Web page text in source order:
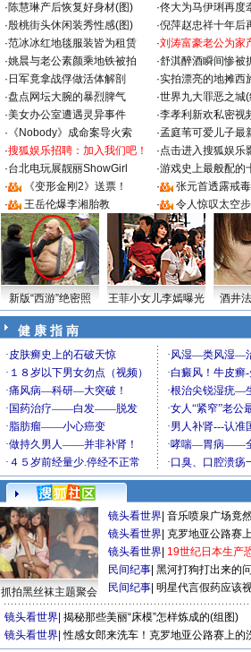
·陈慧琳产后恢复好身材(图) ·佟大为马伊琍再度
·殷桃街头休闲装秀性感(图) ·倪萍赵忠祥十年后
·范冰冰红地毯服装皆为租赁 ·刘涛富豪老公为家
·姚晨与老公素颜乘地铁被拍 ·舒淇醉酒瞬间惨被
· 日军竟拿战俘做活体解剖 ·实拍漂亮的地摊西
·盘点网坛大腕的暴烈脾气 ·世界九大罪恶之城
·美女办公室遭遇灵异事件 ·李孝利新欢私密视
· 《Nobody》成命案导火索 ·孟庭苇可爱儿子最
·搜狐娱乐招聘：加入我们吧！ ·点击进入搜狐娱乐
·台北电玩展靓丽ShowGirl ·游戏史上最般配的
·
《变形金刚2》送票！ ·
张元首透露戒
·
王岳伦爆李湘胎教 · 令人惊叹太空
新版“西游”绝密照 王菲小女儿李嫣曝光 酒井
健 康 指 南
抓拍黑丝袜主题聚会
镜头看世界 音乐喷泉广场竟
镜头看世界 克罗地亚公路赛
镜头看世界 19世纪日本生产
民间纪事 黑河打狗打出来的
民间纪事 明星代言假药应该
镜头看世界 揭秘那些美丽“床模”怎样炼成的(组图)
镜头看世界 性感女郎来洗车！克罗地亚公路赛上的